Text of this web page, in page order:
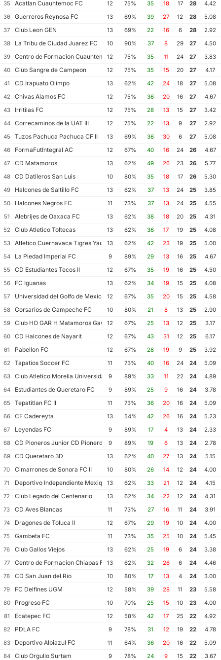
35
Acatlan Cuauhtemoc FC 12 75% 35 18 17 28
4.42
36
Guerreros Reynosa FC 13 69% 39 27 12 28
5.08
37
Club Leon GEN 13 69% 22 16 6 28
2.92
38
La Tribu de Ciudad Juarez FC 10 90% 37 8 29 27
4.50
39
Centro de Formacion Cuauhtemoc Blanco
12 75% 35 11 24 27
3.83
40
Club Sangre de Campeon 12 75% 35 15 20 27
4.17
41
CD Irapuato Olimpo 13 62% 42 24 18 27
5.08
42
Chivas Alamos FC 12 75% 36 20 16 27
4.67
43
Irritilas FC 12 75% 28 13 15 27
3.42
44
Correcaminos de la UAT III 12 75% 22 13 9 27
2.92
45
Tuzos Pachuca Pachuca CF II 13 69% 36 30 6 27
5.08
46
FormaFutIntegral AC 12 67% 40 16 24 26
4.67
47
CD Matamoros 13 62% 49 26 23 26
5.77
48
CD Datileros San Luis 10 80% 35 18 17 26
5.30
49
Halcones de Saltillo FC 13 62% 37 13 24 25
3.85
50
Halcones Negros FC 11 73% 37 13 24 25
4.55
51
Alebrijes de Oaxaca FC 13 62% 38 18 20 25
4.31
52
Club Atletico Toltecas 13 62% 36 17 19 25
4.08
53
Atletico Cuernavaca Tigres Yautepec
13 62% 42 23 19 25
5.00
54
La Piedad Imperial FC 9 89% 29 13 16 25
4.67
55
CD Estudiantes Tecos II 12 67% 35 19 16 25
4.50
56
FC Iguanas 13 62% 34 19 15 25
4.08
57
Universidad del Golfo de Mexico FC
12 67% 35 20 15 25
4.58
58
Corsarios de Campeche FC 10 80% 21 8 13 25
2.90
59
Club HO GAR H Matamoros Gavilanes FC Matamoros II
12 67% 25 13 12 25
3.17
60
CD Halcones de Nayarit 12 67% 43 31 12 25
6.17
61
Pabellon FC 12 67% 28 19 9 25
3.92
62
Tapatios Soccer FC 11 73% 40 16 24 24
5.09
63
Club Atletico Morelia Universidad Michoacana
9 89% 33 11 22 24
4.89
64
Estudiantes de Queretaro FC 9 89% 25 9 16 24
3.78
65
Tepatitlan FC II 11 73% 36 20 16 24
5.09
66
CF Cadereyta 13 54% 42 26 16 24
5.23
67
Leyendas FC 9 89% 17 4 13 24
2.33
68
CD Pioneros Junior CD Pioneros de Cancun II
9 89% 19 6 13 24
2.78
69
CD Queretaro 3D 13 62% 40 27 13 24
5.15
70
Cimarrones de Sonora FC II 10 80% 26 14 12 24
4.00
71
Deportivo Independiente Mexiquense
13 62% 33 21 12 24
4.15
72
Club Legado del Centenario 13 62% 34 22 12 24
4.31
73
CD Aves Blancas 11 73% 27 16 11 24
3.91
74
Dragones de Toluca II 12 67% 29 19 10 24
4.00
75
Gambeta FC 11 73% 35 25 10 24
5.45
76
Club Gallos Viejos 13 62% 25 19 6 24
3.38
77
Centro de Formacion Chiapas Futbol
13 62% 32 26 6 24
4.46
78
CD San Juan del Rio 10 80% 17 13 4 24
3.00
79
FC Delfines UGM 12 58% 39 28 11 23
5.58
80
Progreso FC 10 70% 25 15 10 23
4.00
81
Ecatepec FC 12 58% 42 17 25 22
4.92
82
PDLA FC 9 78% 31 12 19 22
4.78
83
Deportivo Albiazul FC 11 64% 36 20 16 22
5.09
84
Club Orgullo Surtam 9 78% 24 9 15 22
3.67